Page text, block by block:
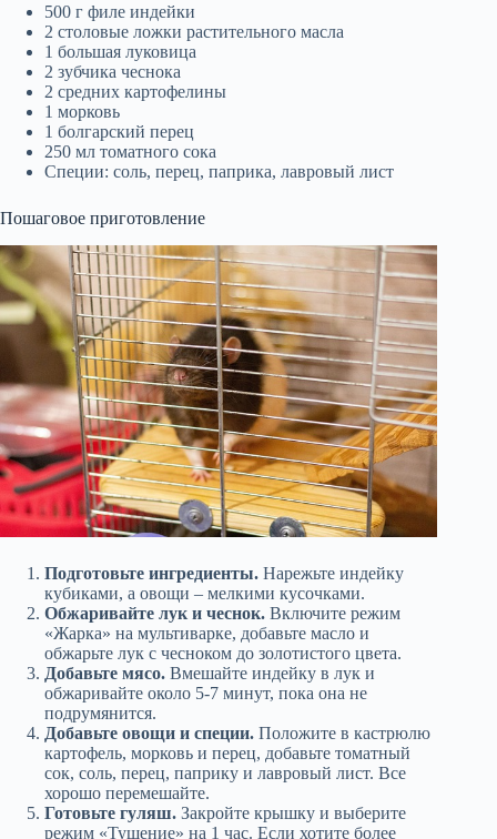
500 г филе индейки
2 столовые ложки растительного масла
1 большая луковица
2 зубчика чеснока
2 средних картофелины
1 морковь
1 болгарский перец
250 мл томатного сока
Специи: соль, перец, паприка, лавровый лист
Пошаговое приготовление
Подготовьте ингредиенты. Нарежьте индейку
кубиками, а овощи – мелкими кусочками.
Обжаривайте лук и чеснок. Включите режим
«Жарка» на мультиварке, добавьте масло и
обжарьте лук с чесноком до золотистого цвета.
Добавьте мясо. Вмешайте индейку в лук и
обжаривайте около 5-7 минут, пока она не
подрумянится.
Добавьте овощи и специи. Положите в кастрюлю
картофель, морковь и перец, добавьте томатный
сок, соль, перец, паприку и лавровый лист. Все
хорошо перемешайте.
Готовьте гуляш. Закройте крышку и выберите
режим «Тушение» на 1 час. Если хотите более